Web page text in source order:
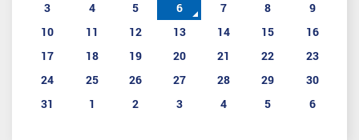
3
4 5 6 7 8
9
10
11 12 13 14 15
16
17
18 19 20 21 22
23
24
25 26 27 28 29
30
31
1 2 3 4 5 6